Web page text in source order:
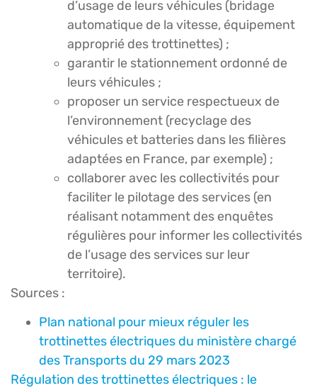
d’usage de leurs véhicules (bridage
automatique de la vitesse, équipement
approprié des trottinettes) ;
garantir le stationnement ordonné de
leurs véhicules ;
proposer un service respectueux de
l’environnement (recyclage des
véhicules et batteries dans les filières
adaptées en France, par exemple) ;
collaborer avec les collectivités pour
faciliter le pilotage des services (en
réalisant notamment des enquêtes
régulières pour informer les collectivités
de l’usage des services sur leur
territoire).
Sources :
Plan national pour mieux réguler les
trottinettes électriques du ministère chargé
des Transports du 29 mars 2023
Régulation des trottinettes électriques : le